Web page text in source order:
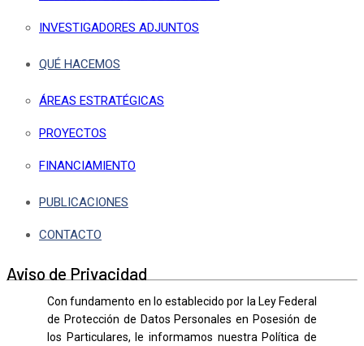
INVESTIGADORES ADJUNTOS
QUÉ HACEMOS
ÁREAS ESTRATÉGICAS
PROYECTOS
FINANCIAMIENTO
PUBLICACIONES
CONTACTO
Aviso de Privacidad
Con fundamento en lo establecido por la Ley Federal
de Protección de Datos Personales en Posesión de
los Particulares, le informamos nuestra Política de